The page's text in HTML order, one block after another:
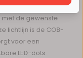
om te
de gewenste
lichtlijn is de COB-
voor een
LED-dots.